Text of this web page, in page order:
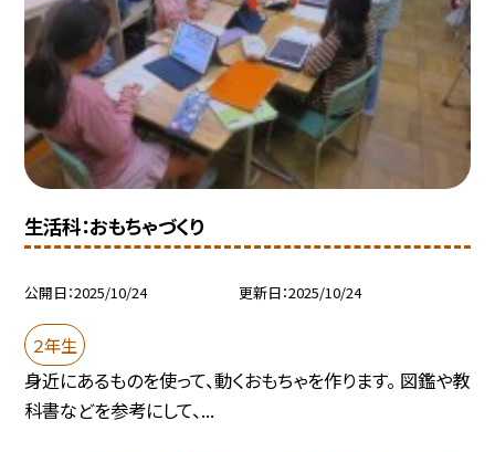
生活科：おもちゃづくり
公開日 2025/10/24 更新日 2025/10/24
２年生
身近にあるものを使って、動くおもちゃを作ります。 図鑑や教
科書などを参考にして、...